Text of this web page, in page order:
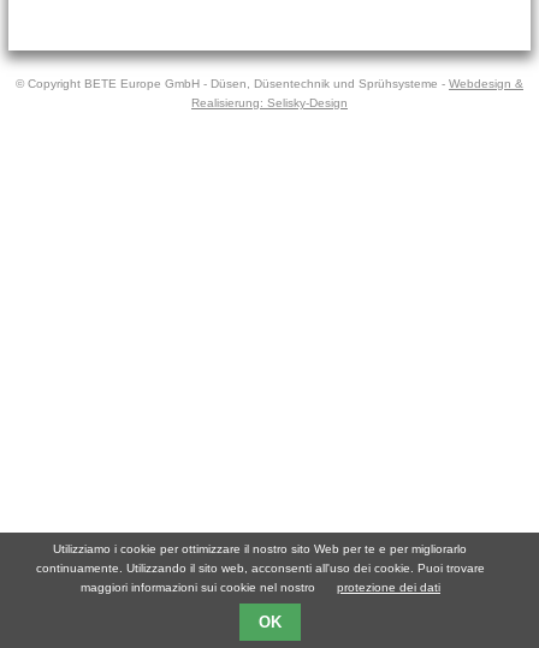
© Copyright BETE Europe GmbH - Düsen, Düsentechnik und Sprühsysteme - Webdesign &
Realisierung: Selisky-Design
Utilizziamo i cookie per ottimizzare il nostro sito Web per te e per migliorarlo
continuamente. Utilizzando il sito web, acconsenti all'uso dei cookie. Puoi trovare
maggiori informazioni sui cookie nel nostro
protezione dei dati
OK